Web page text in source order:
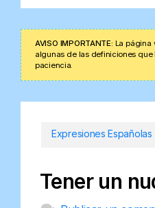
AVISO IMPORTANTE: La página
algunas de las definiciones
paciencia.
Expresiones Españolas
Tener un